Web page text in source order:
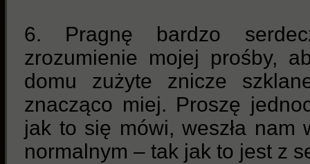
6. Pragnę bardzo
zrozumienie mojej prośby,
domu zużyte znicze
znacząco miej. Proszę
jak to się mówi, weszła nam
normalnym – tak jak to jest z